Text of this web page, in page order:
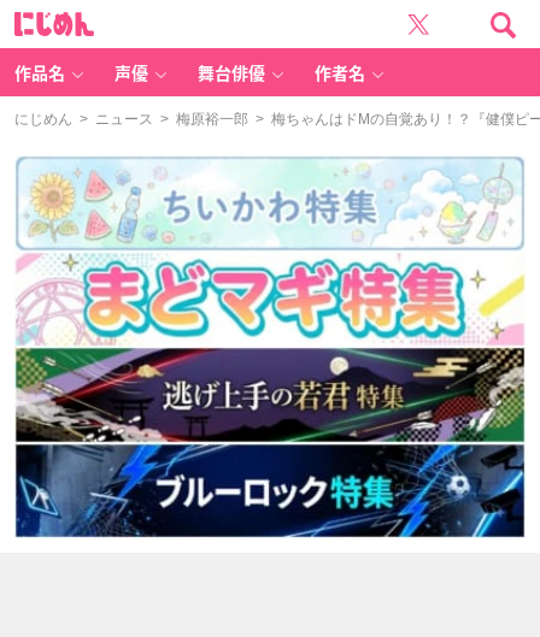
作品名 声優 舞台俳優 作者名
にじめん > ニュース > 梅原裕一郎 > 梅ちゃんはドMの自覚あり！？『健僕ピ